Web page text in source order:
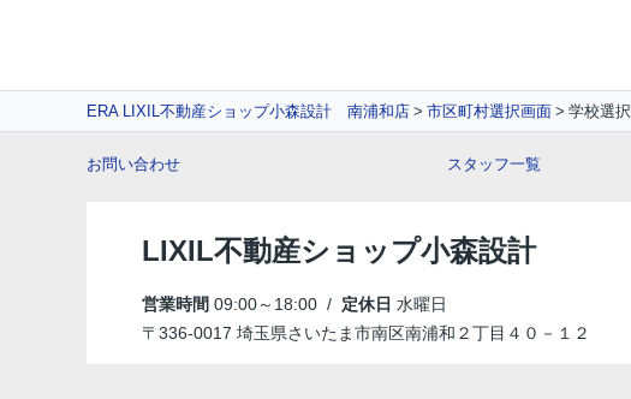
ERA LIXIL不動産ショップ小森設計 南浦和店 市区町村選択画面 学校選択
お問い合わせ スタッフ一覧
LIXIL不動産ショップ小森設計
営業時間 09:00～18:00 / 定休日 水曜日
〒336-0017 埼玉県さいたま市南区南浦和２丁目４０－１２